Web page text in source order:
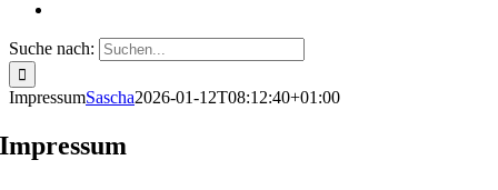
Suche nach:
ImpressumSascha2026-01-12T08:12:40+01:00
Impressum